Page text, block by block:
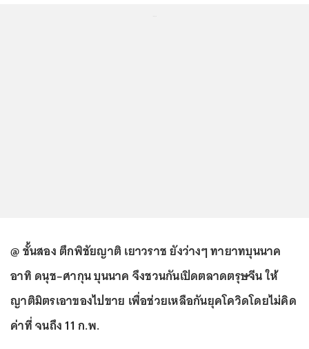
@ ชั้นสอง ตึกพิชัยญาติ เยาวราช ยังว่างๆ ทายาทบุนนาค
อาทิ ดนุช–ศากุน บุนนาค จึงชวนกันเปิดตลาดตรุษจีน ให้
ญาติมิตรเอาของไปขาย เพื่อช่วยเหลือกันยุคโควิดโดยไม่คิด
ค่าที่ จนถึง 11 ก.พ.